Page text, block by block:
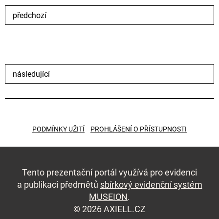
předchozí
následující
PODMÍNKY UŽITÍ PROHLÁŠENÍ O PŘÍSTUPNOSTI
Tento prezentační portál využívá pro evidenci
a publikaci předmětů sbírkový evidenční systém
MUSEION.
© 2026 AXIELL.CZ